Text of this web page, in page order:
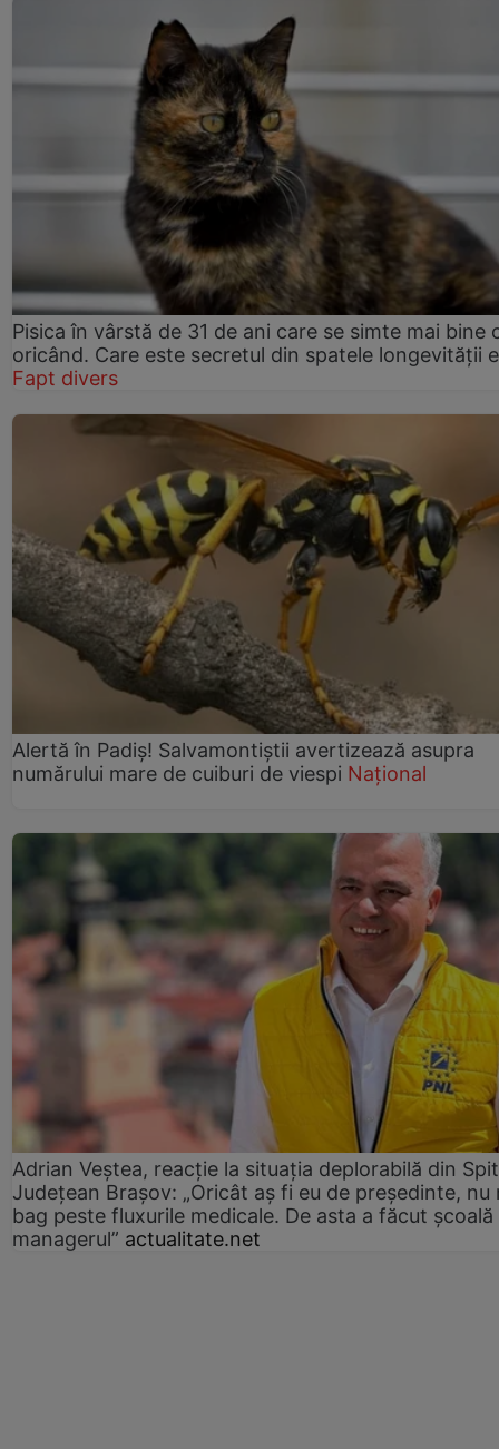
Pisica în vârstă de 31 de ani care se simte mai bine
oricând. Care este secretul din spatele longevității
Fapt divers
Alertă în Padiș! Salvamontiștii avertizează asupra
numărului mare de cuiburi de viespi Național
Adrian Veștea, reacție la situația deplorabilă din
Județean Brașov: „Oricât aș fi eu de președinte, nu
bag peste fluxurile medicale. De asta a făcut școală
managerul” actualitate.net